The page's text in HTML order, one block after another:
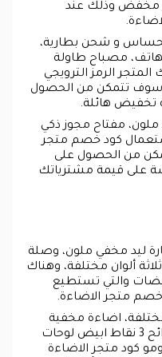
مخفض وذلك عند
و شحن بطارية،
مصباح طاولة
الرمز الترويجي
سوف تتمكن من الحصول
تخفيض هائلة.
مفتاح مجوز ذكي
كود خصم متجر
من الحصول على
على قيمة مشترياتك
ليد مخفي ملون، وصلة
12ملي، زينة ثلاثة ألوان مختلفة، وهناك
والتي تستطيع
متجر الاضاءة.
اضاءة مخفية
ابيض للاستخدام الخارجي، شرائح 3 نقاط ابيض لوحات
كود متجر الاضاءة